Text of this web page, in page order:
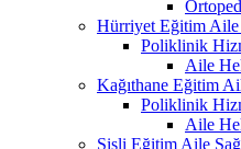
Hürriyet Eğitim Aile
Poliklinik
Aile
Kağıthane Eğitim
Poliklinik
Aile
Şişli Eğitim Aile